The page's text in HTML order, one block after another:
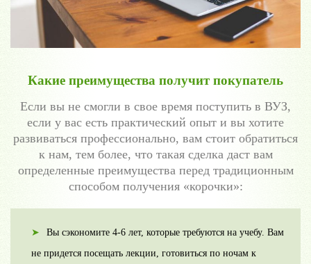
Какие преимущества получит покупатель
Если вы не смогли в свое время поступить в ВУЗ,
если у вас есть практический опыт и вы хотите
развиваться профессионально, вам стоит обратиться
к нам, тем более, что такая сделка даст вам
определенные преимущества перед традиционным
способом получения «корочки»:
Вы сэкономите 4-6 лет, которые требуются на учебу. Вам
не придется посещать лекции, готовиться по ночам к